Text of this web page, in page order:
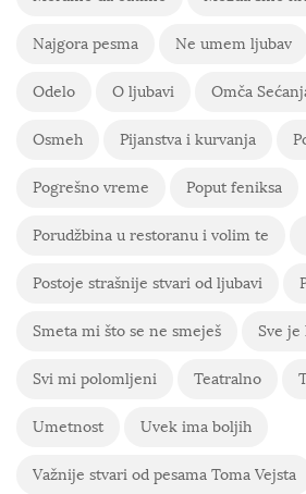
Najgora pesma Ne umem ljubav
Odelo O ljubavi Omča
Osmeh Pijanstva i kurvanja
Pogrešno vreme Poput feniksa
Porudžbina u restoranu i volim te
Postoje strašnije stvari od ljubavi
Smeta mi što se ne smeješ Sve je
Svi mi polomljeni Teatralno
Umetnost Uvek ima boljih
Važnije stvari od pesama Toma Vejsta